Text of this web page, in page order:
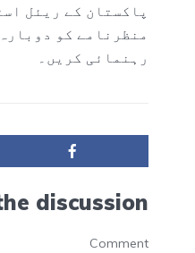
پاکستان کے ریئل
منظرنامے کو
رہنمائی کریں۔
discussion
Comment